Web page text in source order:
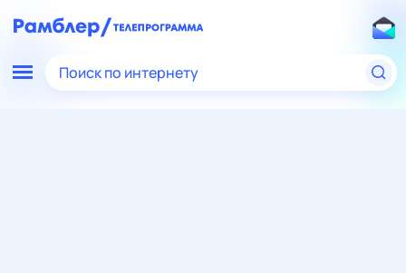
Поиск по интернету